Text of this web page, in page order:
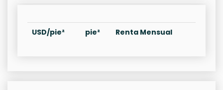
USD/pie² pie² Renta Mensual